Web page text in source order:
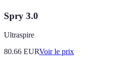
Spry 3.0
Ultraspire
80.66 EURVoir le prix